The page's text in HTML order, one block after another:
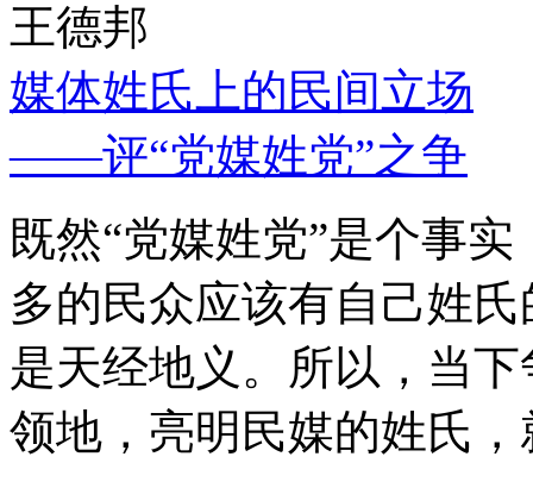
王德邦
媒体姓氏上的民间立场
——评“党媒姓党”之争
既然“党媒姓党”是个事
多的民众应该有自己姓
是天经地义。所以，当
领地，亮明民媒的姓氏